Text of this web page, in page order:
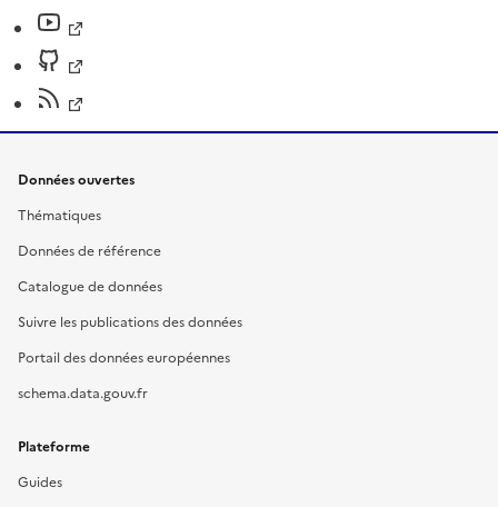
Données ouvertes
Thématiques
Données de référence
Catalogue de données
Suivre les publications des données
Portail des données européennes
schema.data.gouv.fr
Plateforme
Guides